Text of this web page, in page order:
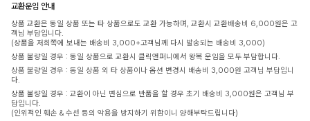
교환운임 안내
상품 교환은 동일 상품 또는 타 상품으로도 교환 가능하며, 교환시 교환배송비 6,000원은 고
객님 부담입니다.
(상품을 저희쪽에 보내는 배송비 3,000+고객님께 다시 발송되는 배송비 3,000)
상품 불량일 경우 : 동일 상품으로 교환시 클릭앤퍼니에서 왕복 운임을 모두 부담합니다.
상품 불량일 경우 : 동일 상품 외 타 상품이나 옵션 변경시 배송비 3,000원 고객님 부담입니
다.
상품 불량일 경우 : 교환이 아닌 변심으로 반품을 할 경우 초기 배송비 3,000원은 고객님 부
담입니다.
(인위적인 훼손 & 수선 등의 악용을 방지하기 위함이니 양해부탁드립니다)